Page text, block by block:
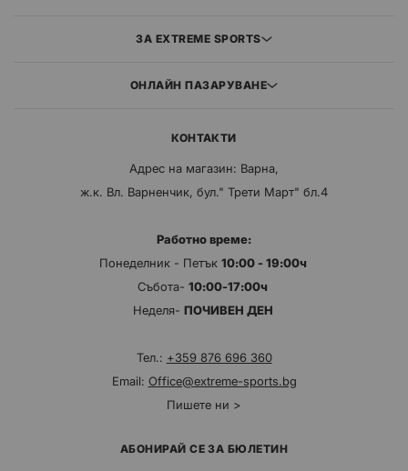
ЗА EXTREME SPORTS
ОНЛАЙН ПАЗАРУВАНЕ
КОНТАКТИ
Адрес на магазин: Варна,
ж.к. Вл. Варненчик, бул." Трети Март" бл.4
Работно време:
Понеделник - Петък 10:00 - 19:00ч
Събота- 10:00-17:00ч
Неделя- ПОЧИВЕН ДЕН
Тел.: +359 876 696 360
Email: Office@extreme-sports.bg
Пишете ни >
АБОНИРАЙ СЕ ЗА БЮЛЕТИН